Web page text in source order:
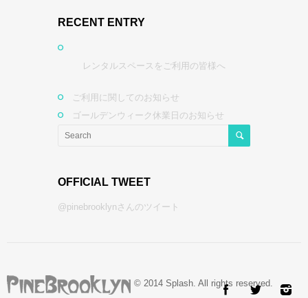
RECENT ENTRY
レンタルスペースをご利用の皆様へ
ご利用に関してのお知らせ
ゴールデンウィーク休業日のお知らせ
OFFICIAL TWEET
@pinebrooklynさんのツイート
© 2014 Splash. All rights reserved.